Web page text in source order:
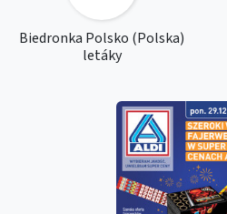
Biedronka Polsko (Polska)
letáky